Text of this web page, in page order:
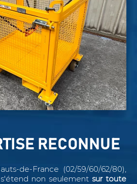
RECONNUE
de-France (02/59/60/62/80),
non seulementsur toute